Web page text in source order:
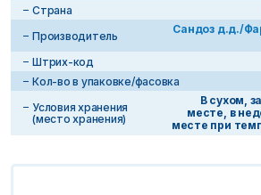
Страна
Производитель
Сандоз д.д./
Штрих-код
Кол-во в упаковке/фасовка
Условия хранения
(место хранения)
В сухом,
месте, в
месте при